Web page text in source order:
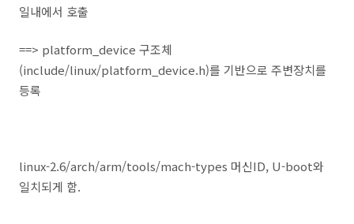
일내에서 호출
==> platform_device 구조체
(include/linux/platform_device.h)를 기반으로 주변장치를
등록
linux-2.6/arch/arm/tools/mach-types 머신ID, U-boot와
일치되게 함.